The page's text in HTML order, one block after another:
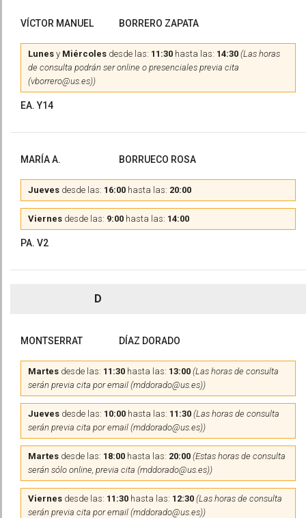
VÍCTOR MANUEL BORRERO ZAPATA
Lunes y Miércoles desde las: 11:30 hasta las: 14:30 (Las horas
de consulta podrán ser online o presenciales previa cita
(vborrero@us.es))
EA. Y14
MARÍA A. BORRUECO ROSA
Jueves desde las: 16:00 hasta las: 20:00
Viernes desde las: 9:00 hasta las: 14:00
PA. V2
D
MONTSERRAT DÍAZ DORADO
Martes desde las: 11:30 hasta las: 13:00 (Las horas de consulta
serán previa cita por email (mddorado@us.es))
Jueves desde las: 10:00 hasta las: 11:30 (Las horas de consulta
serán previa cita por email (mddorado@us.es))
Martes desde las: 18:00 hasta las: 20:00 (Estas horas de consulta
serán sólo online, previa cita (mddorado@us.es))
Viernes desde las: 11:30 hasta las: 12:30 (Las horas de consulta
serán previa cita por email (mddorado@us.es))